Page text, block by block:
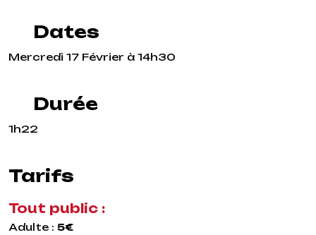
Dates
Mercredi 17 Février à 14h30
Durée
1h22
Tarifs
Tout public :
Adulte : 5€